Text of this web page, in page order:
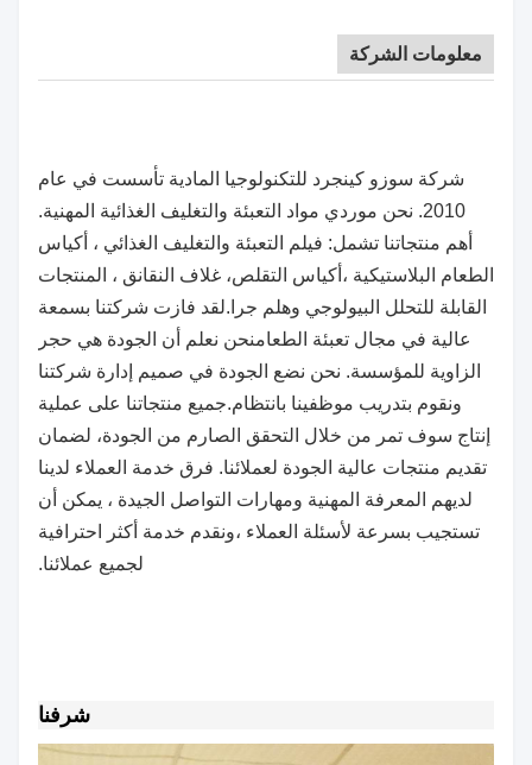
معلومات الشركة
شركة سوزو كينجرد للتكنولوجيا المادية تأسست في عام
2010. نحن موردي مواد التعبئة والتغليف الغذائية المهنية.
أهم منتجاتنا تشمل: فيلم التعبئة والتغليف الغذائي ، أكياس
الطعام البلاستيكية ،أكياس التقلص، غلاف النقانق ، المنتجات
القابلة للتحلل البيولوجي وهلم جرا.لقد فازت شركتنا بسمعة
عالية في مجال تعبئة الطعامنحن نعلم أن الجودة هي حجر
الزاوية للمؤسسة. نحن نضع الجودة في صميم إدارة شركتنا
ونقوم بتدريب موظفينا بانتظام.جميع منتجاتنا على عملية
إنتاج سوف تمر من خلال التحقق الصارم من الجودة، لضمان
تقديم منتجات عالية الجودة لعملائنا. فرق خدمة العملاء لدينا
لديهم المعرفة المهنية ومهارات التواصل الجيدة ، يمكن أن
تستجيب بسرعة لأسئلة العملاء ،ونقدم خدمة أكثر احترافية
لجميع عملائنا.
شرفنا